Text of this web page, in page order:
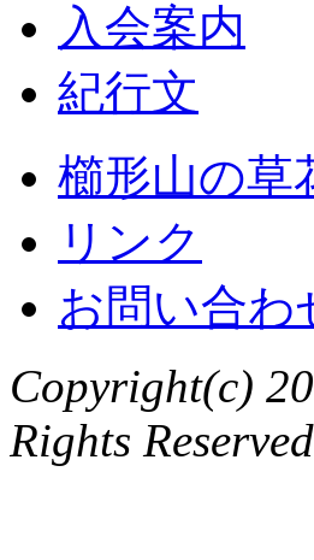
入会案内
紀行文
櫛形山の草
リンク
お問い合わ
Copyright(c)
Rights